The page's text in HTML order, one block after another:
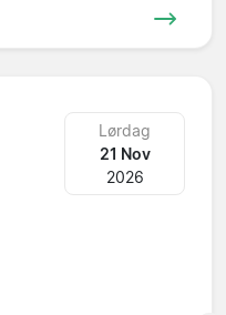
Lørdag
21 Nov
2026